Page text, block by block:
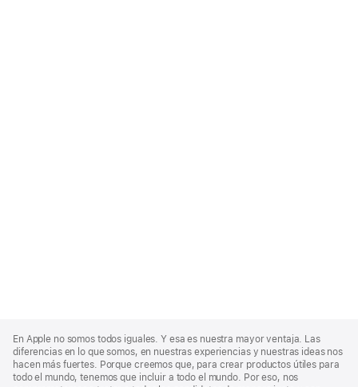
Footer
En Apple no somos todos iguales. Y esa es nuestra mayor ventaja. Las
diferencias en lo que somos, en nuestras experiencias y nuestras ideas nos
hacen más fuertes. Porque creemos que, para crear productos útiles para
todo el mundo, tenemos que incluir a todo el mundo. Por eso, nos